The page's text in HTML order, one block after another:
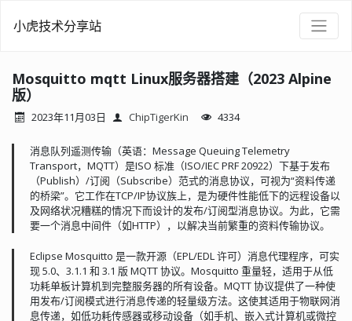
小虎技术分享站
Mosquitto mqtt Linux服务器搭建（2023 Alpine
版）
2023年11月03日 ChipTigerKin 4334
消息队列遥测传输（英语：Message Queuing Telemetry
Transport，MQTT）是ISO 标准（ISO/IEC PRF 20922）下基于发布
（Publish）/订阅（Subscribe）范式的消息协议，可视为“资料传递
的桥梁”。它工作在TCP/IP协议族上，是为硬件性能低下的远程设备以
及网络状况糟糕的情况下而设计的发布/订阅型消息协议。为此，它需
要一个消息中间件（如HTTP），以解决当前繁重的资料传输协议。
Eclipse Mosquitto 是一款开源（EPL/EDL 许可）消息代理程序，可实
现 5.0、3.1.1 和 3.1 版 MQTT 协议。Mosquitto 重量轻，适用于从低
功耗单板计算机到完整服务器的所有设备。MQTT 协议提供了一种使
用发布/订阅模式进行消息传递的轻量级方法。这使其适用于物联网消
息传递，如低功耗传感器或移动设备（如手机、嵌入式计算机或微控